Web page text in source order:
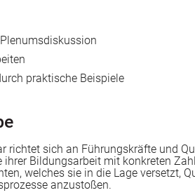
praktische Beispiele
richtet sich an Führungskräfte und
ihrer Bildungsarbeit mit konkreten
welches sie in die Lage versetzt,
anzustoßen.